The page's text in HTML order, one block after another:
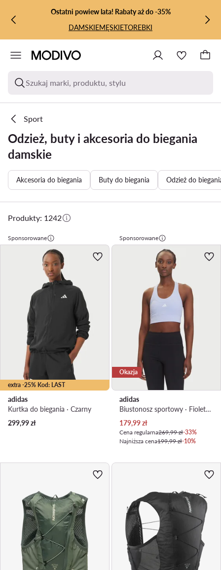
PRZEJDŹ DO GŁÓWNEJ ZAWARTOŚCI
PRZEJDŹ DO WYSZUKIWANIA
Ostatni powiew lata! Rabaty aż do -35%
DAMSKIEMĘSKIETOREBKI
Szukaj marki, produktu, stylu
Sport
Odzież, buty i akcesoria do biegania
damskie
Akcesoria do biegania Buty do biegania Odzież do
Produkty: 1242
Sponsorowane
extra -25% Kod: LAST
adidas
Kurtka do biegania · Czarny
299,99zł
Sponsorowane
Okazja
adidas
Biustonosz sportowy · Fioletowy
Aktualna cena
179,99zł
Cena regularna269,99 zł-33%
Najniższa cena199,99 zł-10%